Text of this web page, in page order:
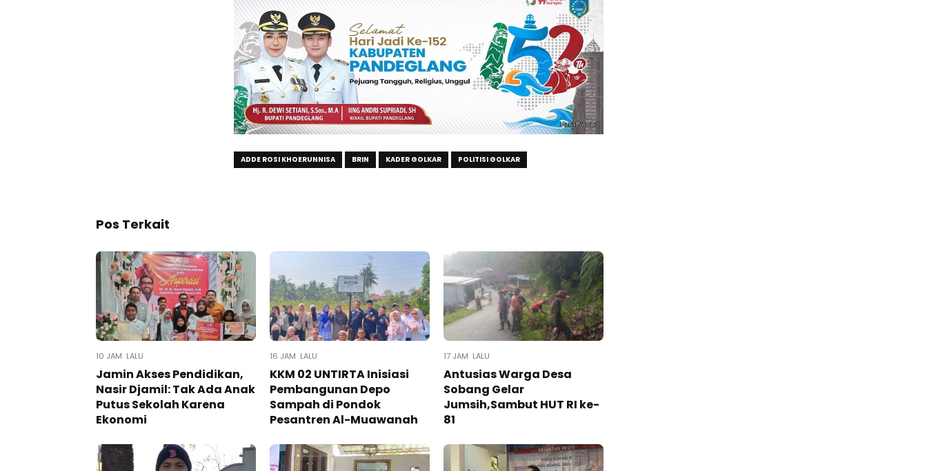
ADDE ROSI KHOERUNNISA BRIN KADER GOLKAR POLITISI GOLKAR
Pos Terkait
10 JAM LALU
Jamin Akses Pendidikan,
Nasir Djamil: Tak Ada Anak
Putus Sekolah Karena
Ekonomi
16 JAM LALU
KKM 02 UNTIRTA Inisiasi
Pembangunan Depo
Sampah di Pondok
Pesantren Al-Muawanah
17 JAM LALU
Antusias Warga Desa
Sobang Gelar
Jumsih,Sambut HUT RI ke-
81